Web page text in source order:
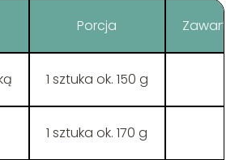
Porcja
1 sztuka ok. 150 g
1 sztuka ok. 170 g